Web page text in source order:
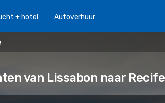
+ hotel Autoverhuur
van Lissabon naar